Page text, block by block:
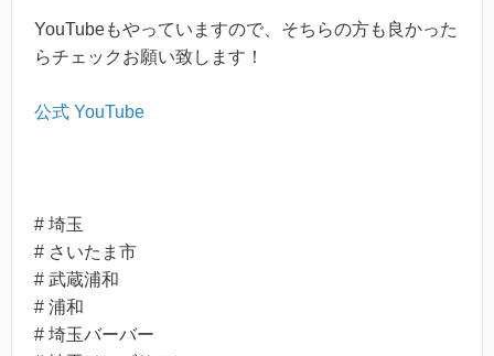
YouTubeもやっていますので、そちらの方も良かった
らチェックお願い致します！
公式 YouTube
# 埼玉
# さいたま市
# 武蔵浦和
# 浦和
# 埼玉バーバー